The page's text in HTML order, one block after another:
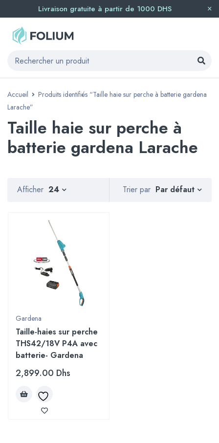
Livraison gratuite à partir de 1000 DHS
Accueil
Produits identifiés “Taille haie sur perche à batterie gardena
Larache”
Taille haie sur perche à
batterie gardena Larache
Trier par Par défaut
Afficher 24
Gardena
Taille-haies sur perche
THS42/18V P4A avec
batterie- Gardena
2,899.00 Dhs